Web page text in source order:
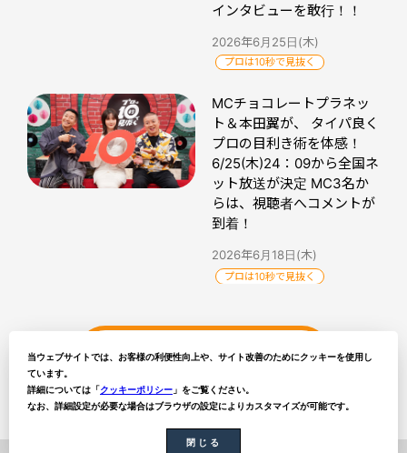
インタビューを敢行！！
2026年6月25日(木)
プロは10秒で見抜く
MCチョコレートプラネッ
ト＆本田翼が、 タイパ良く
プロの目利き術を体感！
6/25(木)24：09から全国ネ
ット放送が決定 MC3名か
らは、視聴者へコメントが
到着！
2026年6月18日(木)
プロは10秒で見抜く
ytvトピックス記事一覧
当ウェブサイトでは、お客様の利便性向上や、サイト改善のためにクッキーを使用し
ています。
詳細については「クッキーポリシー 」をご覧ください。
なお、詳細設定が必要な場合はブラウザの設定によりカスタマイズが可能です。
閉じる